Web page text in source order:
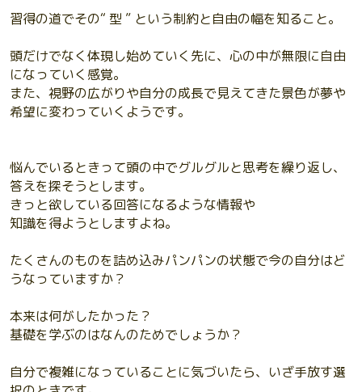
習得の道でその“ 型 ” という制約と自由の幅を知ること。
頭だけでなく体現し始めていく先に、心の中が無限に自由
になっていく感覚。
また、視野の広がりや自分の成長で見えてきた景色が夢や
希望に変わっていくようです。
悩んでいるときって頭の中でグルグルと思考を繰り返し、
答えを探そうとします。
きっと欲している回答になるような情報や
知識を得ようとしますよね。
たくさんのものを詰め込みパンパンの状態で今の自分はど
うなっていますか？
本来は何がしたかった？
基礎を学ぶのはなんのためでしょうか？
自分で複雑になっていることに気づいたら、いざ手放す選